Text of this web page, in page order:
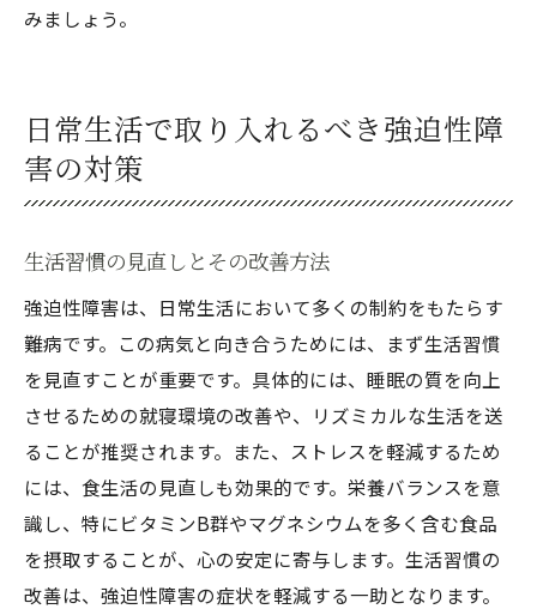
みましょう。
日常生活で取り入れるべき強迫性障
害の対策
生活習慣の見直しとその改善方法
強迫性障害は、日常生活において多くの制約をもたらす
難病です。この病気と向き合うためには、まず生活習慣
を見直すことが重要です。具体的には、睡眠の質を向上
させるための就寝環境の改善や、リズミカルな生活を送
ることが推奨されます。また、ストレスを軽減するため
には、食生活の見直しも効果的です。栄養バランスを意
識し、特にビタミンB群やマグネシウムを多く含む食品
を摂取することが、心の安定に寄与します。生活習慣の
改善は、強迫性障害の症状を軽減する一助となります。